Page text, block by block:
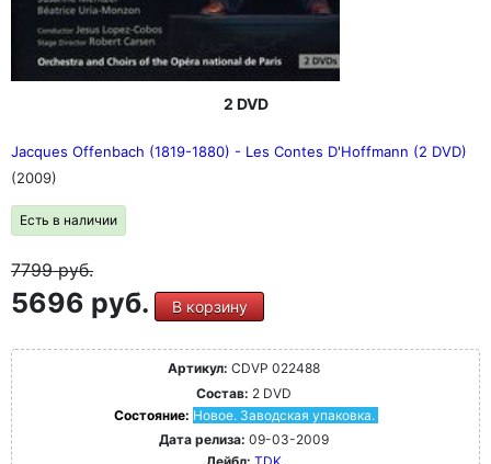
2 DVD
Jacques Offenbach (1819-1880) - Les Contes D'Hoffmann (2 DVD)
(2009)
Есть в наличии
7799руб.
5696 руб. В корзину
Артикул: CDVP 022488
Состав: 2 DVD
Состояние: Новое. Заводская упаковка.
Дата релиза: 09-03-2009